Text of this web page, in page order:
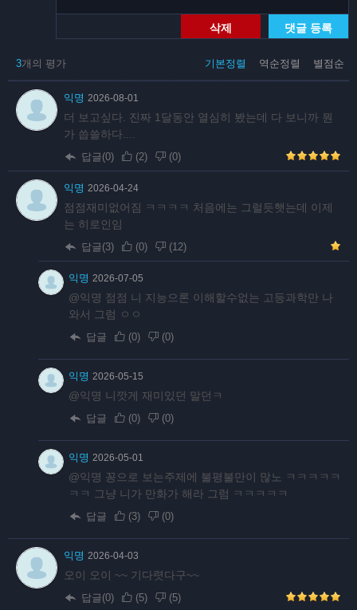
삭제 댓글 등록
기본정렬 역순정렬 별점순
3개의 평가
익명 2026-08-01
더 보고싶다. 진짜 1달동안 열심히 봤는데 다 보니까 뭔
가 씁쓸하다....
답글(0) (2) (0)
익명 2026-04-24
점점재미없어짐 ㅋㅋㅋㅋ 처음에는 그럴듯햇는데 이제
는 히로인임
답글(3) (0) (12)
익명 2026-07-05
@익명 점점 니 지능으론 이해할수없는 고등과학만 나
와서 그럼 ㅇㅇ
답글 (0) (0)
익명 2026-05-15
@익명 니깟게 재미있던 말던ㅋ
답글 (0) (0)
익명 2026-05-01
@익명 꽁으로 보는주제에 불평불만이 많노 ㅋㅋㅋㅋㅋ
ㅋㅋ 그냥 니가 만화가 해라 그럼 ㅋㅋㅋㅋㅋ
답글 (3) (0)
익명 2026-04-03
오이 오이 ~~ 기다렷다구~~
답글(0) (5) (5)